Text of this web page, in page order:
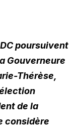
poursuivent
Gouverneure
Thérèse,
de la
considère